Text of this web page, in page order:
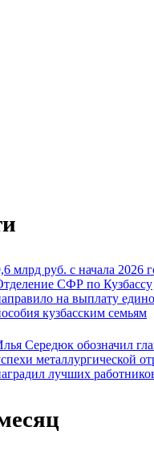
млрд руб. с начала 2026
СФР по Кузбассу
на выплату
кузбасским семьям
Середюк обозначил
металлургической
лучших